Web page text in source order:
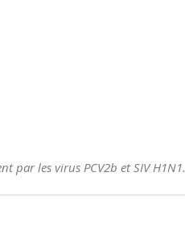
par les virus PCV2b et SIV H1N1.